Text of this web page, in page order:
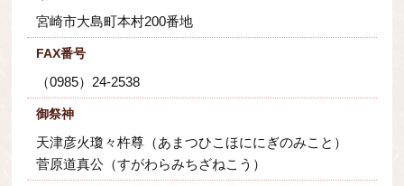
宮崎市大島町本村200番地
FAX番号
（0985）24-2538
御祭神
天津彦火瓊々杵尊（あまつひこほににぎのみこと）
菅原道真公（すがわらみちざねこう）